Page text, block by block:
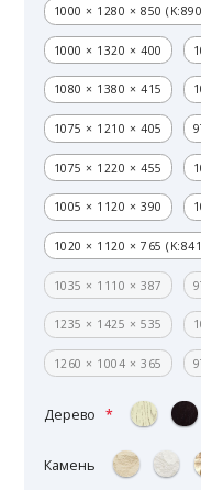
1000 × 1280 × 850
1000 × 1320 × 400
1080 × 1380 × 415
1075 × 1210 × 405
1075 × 1220 × 455
1005 × 1120 × 390
1020 × 1120 × 765
1035 × 1110 × 387
1235 × 1425 × 535
1260 × 1004 × 365
Дерево
Камень